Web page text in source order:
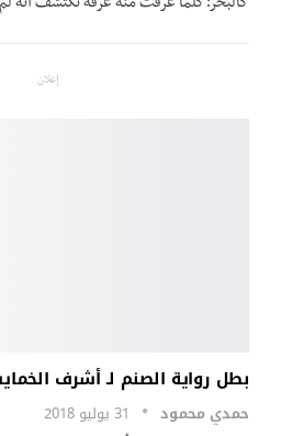
كالبحر؛ كلما غرفت منه غرفة تكتشف أنه
إعلان
بطل رواية الصنم لـ أشرف
حمدي محمود 31 يوليو 2018